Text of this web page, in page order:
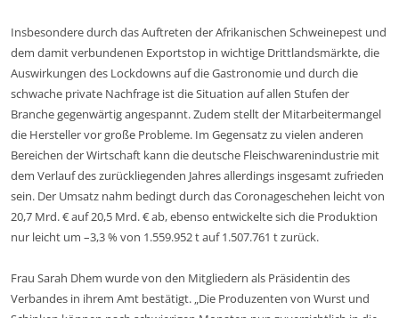
Insbesondere durch das Auftreten der Afrikanischen Schweinepest und
dem damit verbundenen Exportstop in wichtige Drittlandsmärkte, die
Auswirkungen des Lockdowns auf die Gastronomie und durch die
schwache private Nachfrage ist die Situation auf allen Stufen der
Branche gegenwärtig angespannt. Zudem stellt der Mitarbeitermangel
die Hersteller vor große Probleme. Im Gegensatz zu vielen anderen
Bereichen der Wirtschaft kann die deutsche Fleischwarenindustrie mit
dem Verlauf des zurückliegenden Jahres allerdings insgesamt zufrieden
sein. Der Umsatz nahm bedingt durch das Coronageschehen leicht von
20,7 Mrd. € auf 20,5 Mrd. € ab, ebenso entwickelte sich die Produktion
nur leicht um –3,3 % von 1.559.952 t auf 1.507.761 t zurück.
Frau Sarah Dhem wurde von den Mitgliedern als Präsidentin des
Verbandes in ihrem Amt bestätigt. „Die Produzenten von Wurst und